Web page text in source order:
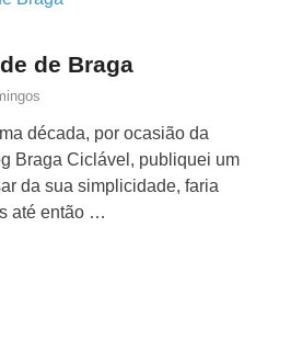
de Braga
década, por ocasião da
Braga Ciclável, publiquei um
da sua simplicidade, faria
até então …